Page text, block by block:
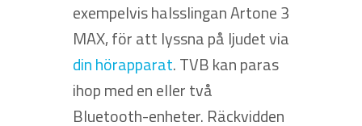
exempelvis halsslingan Artone 3
MAX, för att lyssna på ljudet via
din hörapparat. TVB kan paras
ihop med en eller två
Bluetooth-enheter. Räckvidden